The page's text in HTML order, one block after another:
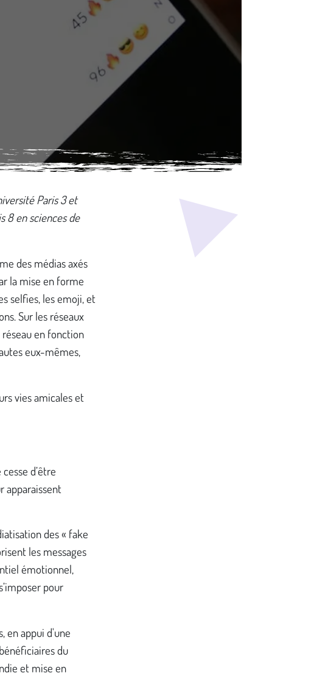
Paris 3 et
8 en sciences de
des médias axés
la mise en forme
selfies, les emoji, et
Sur les réseaux
en fonction
eux-mêmes,
vies amicales et
d’être
apparaissent
des « fake
les messages
émotionnel,
pour
en appui d'une
du
et mise en